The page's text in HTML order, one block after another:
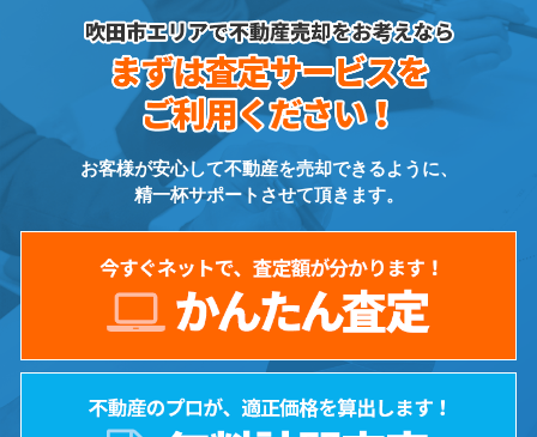
お客様が安心して不動産を売却できるように、
精一杯サポートさせて頂きます。